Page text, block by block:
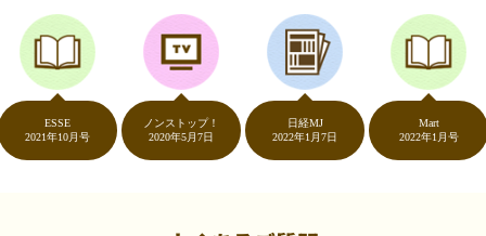
友達に勧められてモッピーをはじめました。空いた時間にスマホで買
い物をすることが多いのですが、モッピーを経由するだけでショップ
のポイントとモッピーのポイントが二重で貯まることを知り、ビック
リ…！いつものネットショッピングをモッピーを経由するだけでポイ
ントが貯まるなんて…もっと早く教えてほしかった～！貯まったポイ
ントはギフト券に交換して、プチ贅沢を楽しんでます♪
（30代・男性）
年10月号
ノンストップ！
2020年5月7日
日経MJ
2022年1月7日
2022年1月号